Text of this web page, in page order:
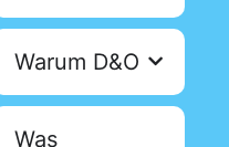
Warum D&O
Was